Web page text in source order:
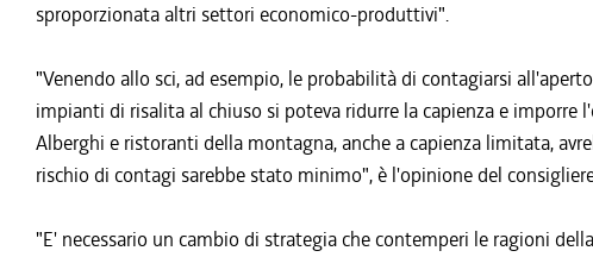
sproporzionata altri settori economico-produttivi".
"Venendo allo sci, ad esempio, le probabilità di contagiarsi
impianti di risalita al chiuso si poteva ridurre la capienza e imporre
Alberghi e ristoranti della montagna, anche a capienza limitata,
rischio di contagi sarebbe stato minimo", è l'opinione del
"E' necessario un cambio di strategia che contemperi le ragioni